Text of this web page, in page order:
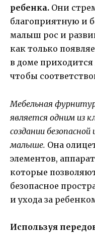
ребенка. Они
благоприятную и
малыш рос и
как только
в доме
чтобы
Мебельная
является одним из
создании
малыше. Она
элементов,
которые
безопасное
и ухода за
Используя